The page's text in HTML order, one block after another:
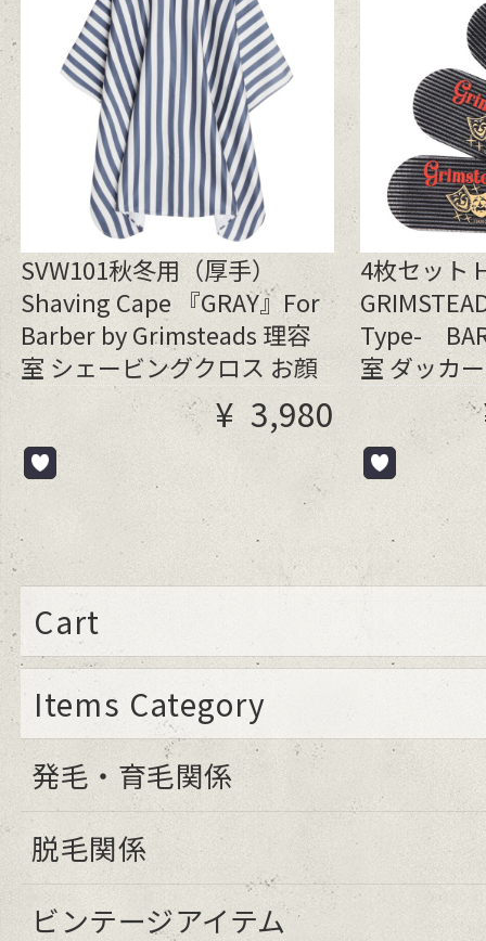
SVW101秋冬用（厚手）
Shaving Cape 『GRAY』For
Barber by Grimsteads 理容
室 シェービングクロス お顔
¥ 3,980
4枚セット
Type-
室 ダッカ
Cart
Items Category
発毛・育毛関係
脱毛関係
ビンテージアイテム